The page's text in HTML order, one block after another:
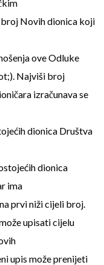
Novih dionica koji
ove Odluke
Najviši broj
izračunava se
dionica Društva
dionica
ima
prvi niži cijeli broj.
upisati cijelu
upis može prenijeti